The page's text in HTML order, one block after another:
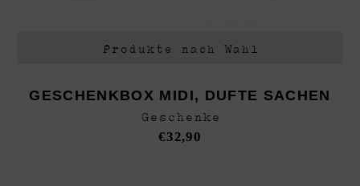
Produkte nach Wahl
GESCHENKBOX MIDI, DUFTE SACHEN
Geschenke
€32,90